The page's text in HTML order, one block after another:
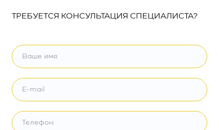
ТРЕБУЕТСЯ КОНСУЛЬТАЦИЯ СПЕЦИАЛИСТА?